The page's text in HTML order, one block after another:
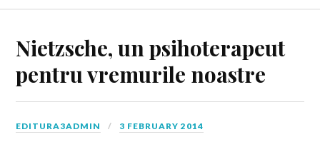
Nietzsche, un psihoterapeut
pentru vremurile noastre
EDITURA3ADMIN 3 FEBRUARY 2014